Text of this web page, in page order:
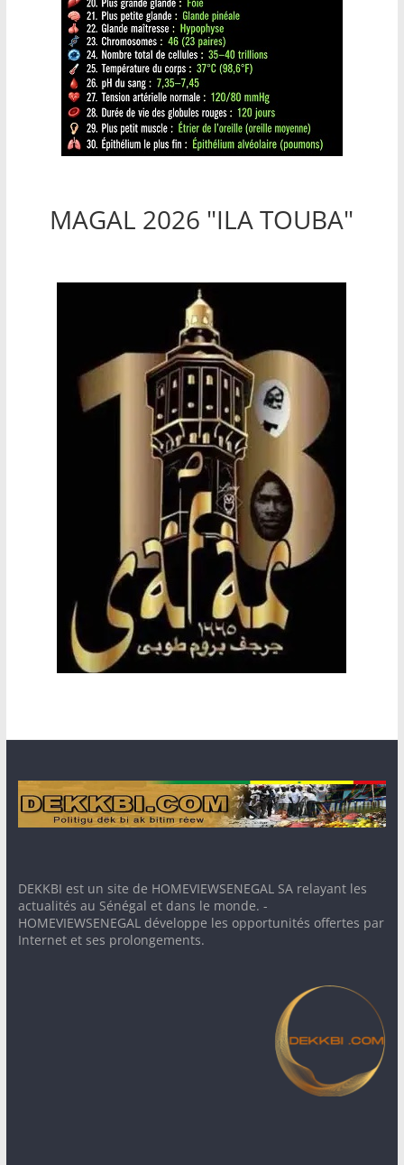
MAGAL 2026 "ILA TOUBA"
DEKKBI est un site de HOMEVIEWSENEGAL SA relayant les
actualités au Sénégal et dans le monde. -
HOMEVIEWSENEGAL développe les opportunités offertes par
Internet et ses prolongements.